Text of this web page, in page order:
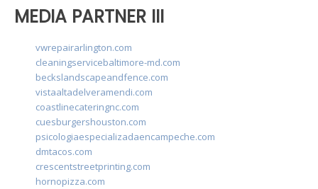
MEDIA PARTNER III
vwrepairarlington.com
cleaningservicebaltimore-md.com
beckslandscapeandfence.com
vistaaltadelveramendi.com
coastlinecateringnc.com
cuesburgershouston.com
psicologiaespecializadaencampeche.com
dmtacos.com
crescentstreetprinting.com
hornopizza.com